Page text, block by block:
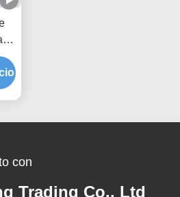
y
con
Trading Co., Ltd